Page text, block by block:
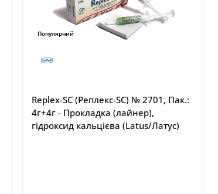
Популярний
Replex-SC (Реплекс-SC) № 2701, Пак.:
4г+4г - Прокладка (лайнер),
гідроксид кальцієва (Latus/Латус)